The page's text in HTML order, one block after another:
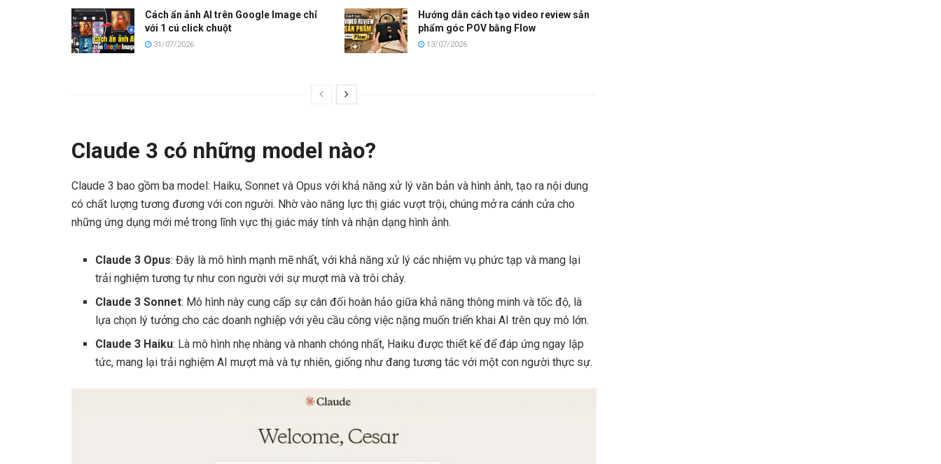
Cách ẩn ảnh AI trên Google Image chỉ
với 1 cú click chuột
31/07/2026
Hướng dẫn cách tạo video review sản
phẩm góc POV bằng Flow
13/07/2026
Claude 3 có những model nào?
Claude 3 bao gồm ba model: Haiku, Sonnet và Opus với khả năng xử lý văn bản và hình ảnh, tạo ra nội dung
có chất lượng tương đương với con người. Nhờ vào năng lực thị giác vượt trội, chúng mở ra cánh cửa cho
những ứng dụng mới mẻ trong lĩnh vực thị giác máy tính và nhận dạng hình ảnh.
Claude 3 Opus: Đây là mô hình mạnh mẽ nhất, với khả năng xử lý các nhiệm vụ phức tạp và mang lại
trải nghiệm tương tự như con người với sự mượt mà và trôi chảy.
Claude 3 Sonnet: Mô hình này cung cấp sự cân đối hoàn hảo giữa khả năng thông minh và tốc độ, là
lựa chọn lý tưởng cho các doanh nghiệp với yêu cầu công việc nặng muốn triển khai AI trên quy mô lớn.
Claude 3 Haiku: Là mô hình nhẹ nhàng và nhanh chóng nhất, Haiku được thiết kế để đáp ứng ngay lập
tức, mang lại trải nghiệm AI mượt mà và tự nhiên, giống như đang tương tác với một con người thực sự.